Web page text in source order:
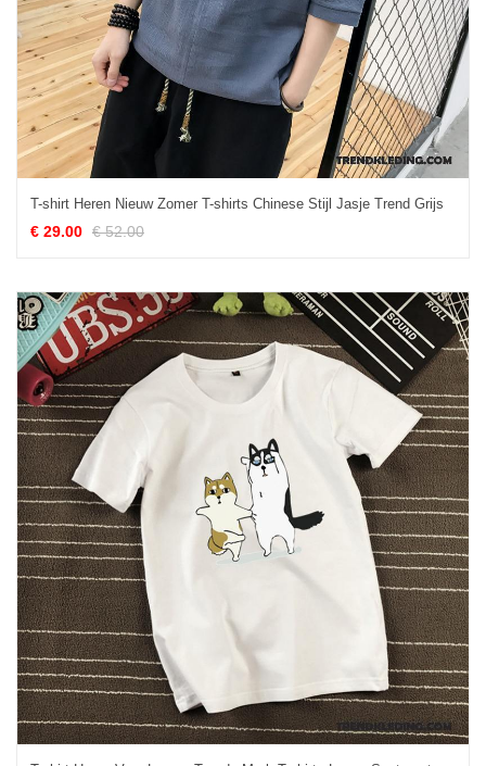
T-shirt Heren Nieuw Zomer T-shirts Chinese Stijl Jasje Trend Grijs
€ 29.00 € 52.00